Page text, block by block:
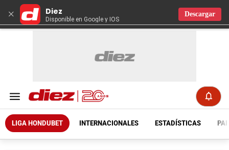
× Diez
Disponible en Google y IOS
Descargar
LIGA HONDUBET INTERNACIONALES ESTADÍSTICAS